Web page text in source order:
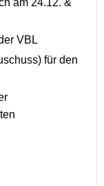
am 24.12. &
VBL
für den